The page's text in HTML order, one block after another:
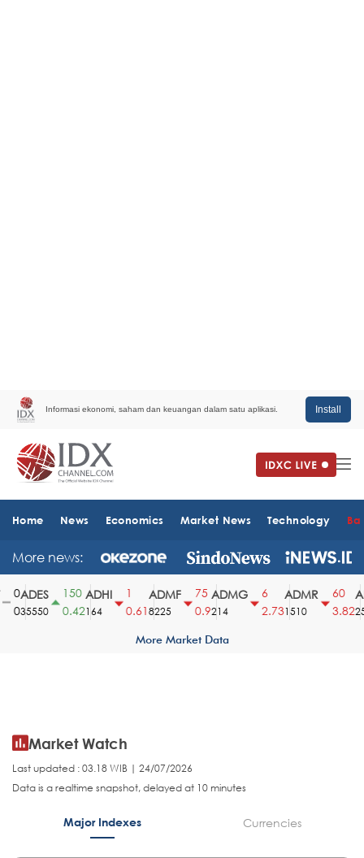
Informasi ekonomi, saham dan keuangan dalam satu aplikasi. Install
Home News Economics Market News Technology
More news:
ADES
35550
150
0.42
ADHI
164
0.61
ADMF
8225
75
0.9
ADMG
214
2.73
ADMR
1510
60
3.82
More Market Data
Market Watch
Last updated : 03.18 WIB | 24/07/2026
Data is a realtime snapshot, delayed at 10 minutes
Major Indexes Currencies